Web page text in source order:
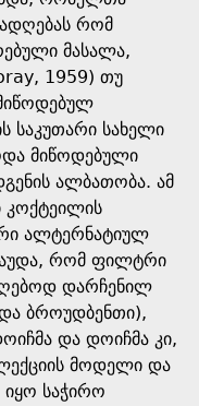
რომ
მასალა,
1959) თუ
საკუთარი სახელი
მიწოდებული
ალბათობა. ამ
კოქტეილის
ალტერნატიულ
რომ ფილტრი
დარჩენილ
ბროუდბენთი),
და დოიჩმა კი,
მოდელი და
საჭირო